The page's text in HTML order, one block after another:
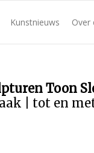
Kunstnieuws Over
Toon
| tot en